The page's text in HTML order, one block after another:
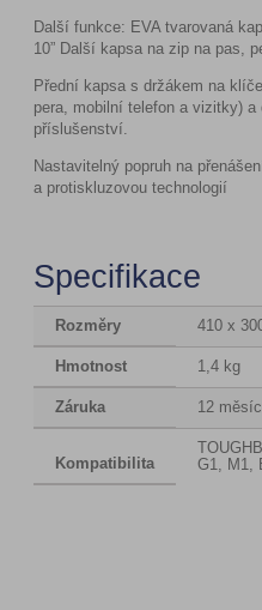
Další funkce: EVA tvarovaná
10” Další kapsa na zip na pas,
Přední kapsa s držákem na
pera, mobilní telefon a vizitky)
příslušenství.
Nastavitelný popruh na
a protiskluzovou technologií
Specifikace
Rozměry 410 x
Hmotnost 1,4 kg
Záruka 12
Kompatibilita
G1, M1,